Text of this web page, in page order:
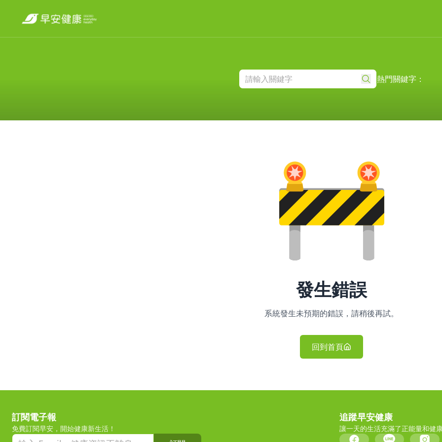
熱門關鍵字：
發生錯誤
系統發生未預期的錯誤，請稍後再試。
回到首頁
訂閱電子報
免費訂閱早安，開始健康新生活！
追蹤早安健康
讓一天的生活充滿了正能量和健